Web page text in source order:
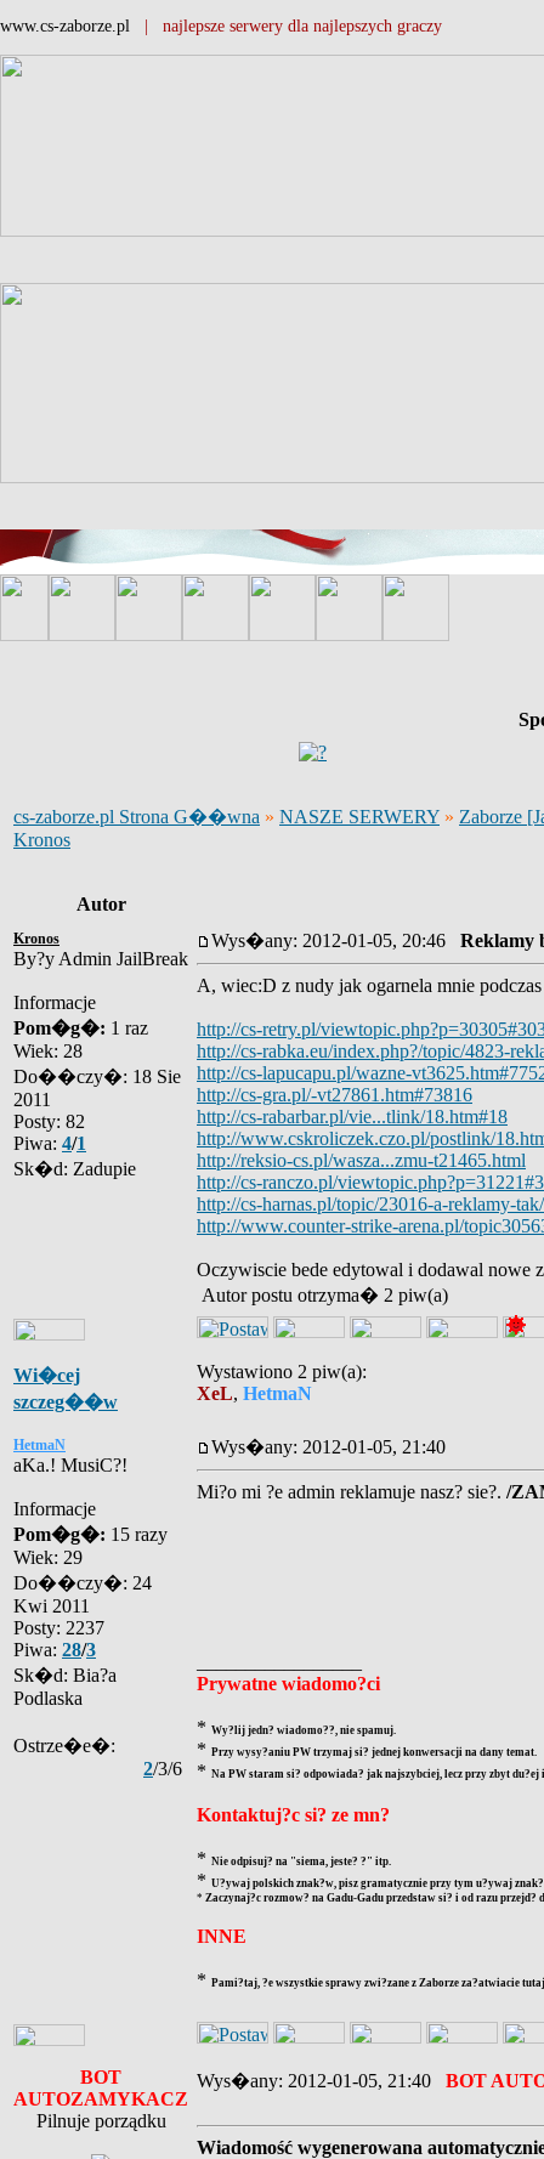
www.cs-zaborze.pl | najlepsze serwery dla najlepszych graczy
cs-zaborze.pl Strona G��wna » NASZE SERWERY » Zaborze
Kronos
Autor
Kronos
By?y Admin JailBreak
Informacje
Pom�g�: 1 raz
Wiek: 28
Do��czy�: 18 Sie
2011
Posty: 82
Piwa: 4/1
Sk�d: Zadupie
Wys�any: 2012-01-05, 20:46 Reklamy
A, wiec:D z nudy jak ogarnela mnie
http://cs-retry.pl/
http://cs-rabka.eu/index.php?/topic/4823-
http://cs-lapucapu.pl/wazne-
http://cs-gra.pl/-vt27861.htm#73816
http://cs-rabarbar.pl/vie...tlink/18.htm#18
http://www.cskroliczek.czo.pl/postlink/
http://reksio-cs.pl/wasza...zmu-t21465.html
http://cs-ranczo.pl/
http://cs-harnas.pl/topic/23016-a-reklamy-tak/
http://www.counter-strike-arena.pl/
Oczywiscie bede edytowal i dodawal nowe
Autor postu otrzyma� 2 piw(a)
Wi�cej
szczeg��w
Wystawiono 2 piw(a):
XeL, HetmaN
HetmaN
aKa.! MusiC?!
Informacje
Pom�g�: 15 razy
Wiek: 29
Do��czy�: 24
Kwi 2011
Posty: 2237
Piwa: 28/3
Sk�d: Bia?a
Podlaska
Ostrze�e�:
2/3/6
Wys�any: 2012-01-05, 21:40
Mi?o mi ?e admin reklamuje nasz? sie?. /
Prywatne wiadomo?ci
* Wy?lij jedn? wiadomo??, nie spamuj.
* Przy wysy?aniu PW trzymaj si? jednej konwersacji na dany temat.
* Na PW staram si? odpowiada? jak najszybciej, lecz przy zbyt
Kontaktuj?c si? ze mn?
* Nie odpisuj? na "siema, jeste? ?" itp.
* U?ywaj polskich znak?w, pisz gramatycznie przy tym u?ywaj
* Zaczynaj?c rozmow? na Gadu-Gadu przedstaw si? i od razu przejd?
INNE
* Pami?taj, ?e wszystkie sprawy zwi?zane z Zaborze za?atwiacie
BOT
AUTOZAMYKACZ
Pilnuje porządku
Wys�any: 2012-01-05, 21:40 BOT
Wiadomość wygenerowana